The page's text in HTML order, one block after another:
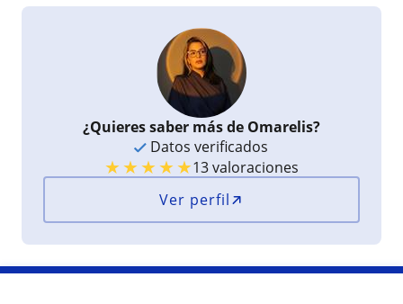
¿Quieres saber más de Omarelis?
Datos verificados
★★★★★13 valoraciones
Ver perfil